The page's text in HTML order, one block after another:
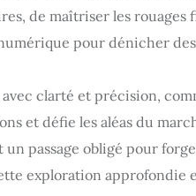
de maîtriser les
pour dénicher
clarté et précision,
et défie les aléas du
passage obligé pour
exploration approfondie